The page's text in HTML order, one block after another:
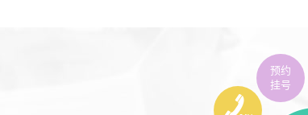
预约
挂号